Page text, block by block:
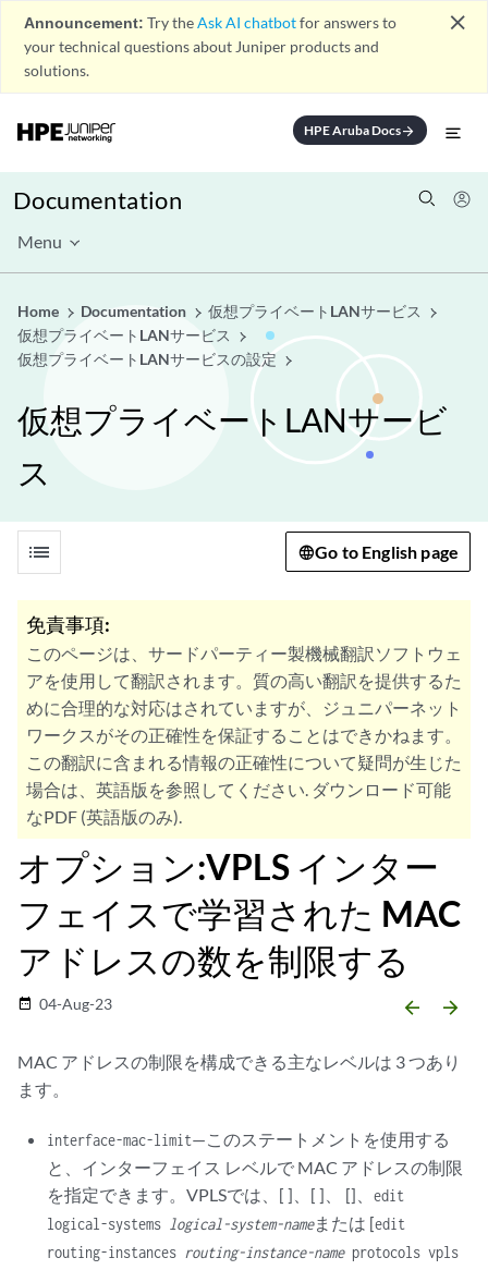
Announcement: Try theAsk AI chatbotfor answers to
your technical questions about Juniper products and
solutions.
close
HPE Aruba Docsarrow_forward
Documentation
Menu
Home Documentation
仮想プライベートLANサービス
仮想プライベートLANサービス
仮想プライベートLANサービスの設定
仮想プライベートLANサービ
ス
list Go to English page
免責事項:
このページは、サードパーティー製機械翻訳ソフトウェ
アを使用して翻訳されます。質の高い翻訳を提供するた
めに合理的な対応はされていますが、ジュニパーネット
ワークスがその正確性を保証することはできかねます。
この翻訳に含まれる情報の正確性について疑問が生じた
場合は、英語版を参照してください. ダウンロード可能
なPDF (英語版のみ).
オプション:VPLS インター
フェイスで学習された MAC
アドレスの数を制限する
date_range 04-Aug-23 arrow_backward arrow_forward
MAC アドレスの制限を構成できる主なレベルは 3 つあり
ます。
interface-mac-limit—このステートメントを使用する
と、インターフェイス レベルで MAC アドレスの制限
を指定できます。VPLSでは、[ ]、[ ]、 []、edit
logical-systems logical-system-nameまたは [edit
routing-instances routing-instance-nameprotocols vpls